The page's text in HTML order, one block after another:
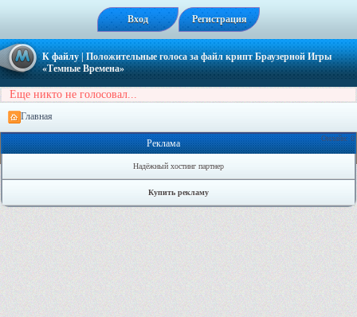
Вход Регистрация
К файлу| Положительные голоса за файлкрипт Браузерной Игры
«Темные Времена»
Еще никто не голосовал...
Главная
Онлайн: 0
Реклама
Надёжный хостинг партнер
Купить рекламу